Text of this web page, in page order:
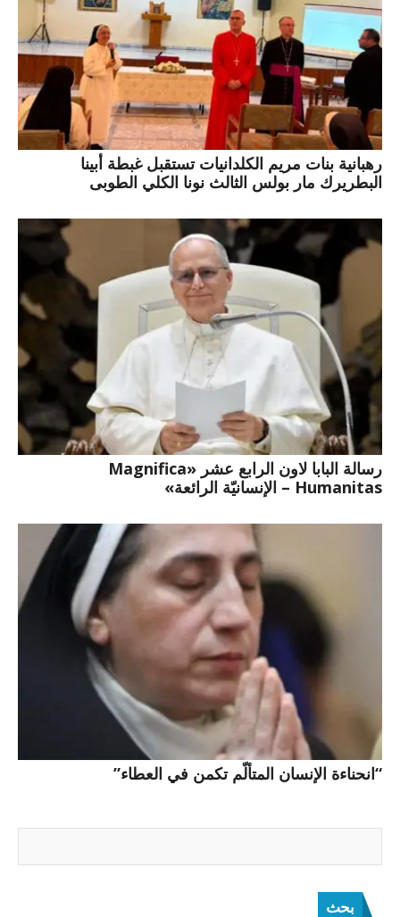
رهبانية بنات مريم الكلدانيات تستقبل غبطة أبينا
البطريرك مار بولس الثالث نونا الكلي الطوبى
رسالة البابا لاون الرابع عشر «Magnifica
Humanitas – الإنسانيّة الرائعة»
“انحناءة الإنسان المتألّم تكمن في العطاء”
بحث